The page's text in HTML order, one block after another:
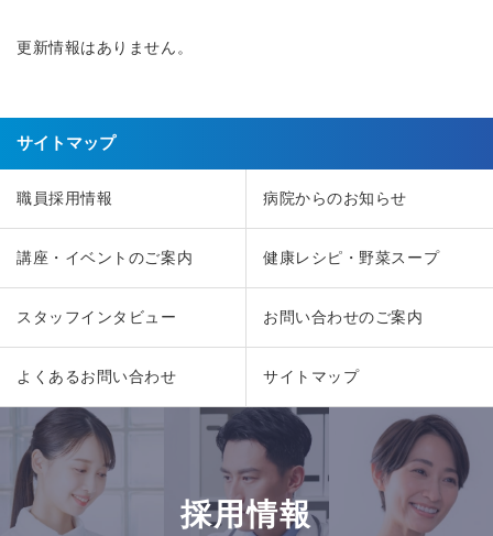
更新情報はありません。
サイトマップ
職員採用情報 病院からのお知らせ
講座・イベントのご案内 健康レシピ・野菜スープ
スタッフインタビュー お問い合わせのご案内
よくあるお問い合わせ サイトマップ
採用情報